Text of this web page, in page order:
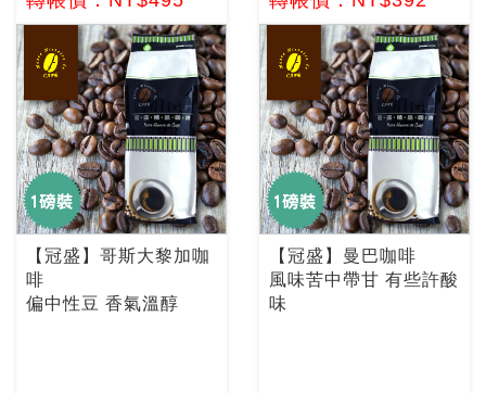
【冠盛】哥斯大黎加咖
啡
偏中性豆 香氣溫醇
【冠盛】曼巴咖啡
風味苦中帶甘 有些許酸
味